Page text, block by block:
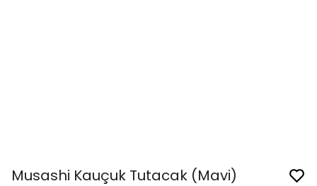
Musashi Kauçuk Tutacak (Mavi)